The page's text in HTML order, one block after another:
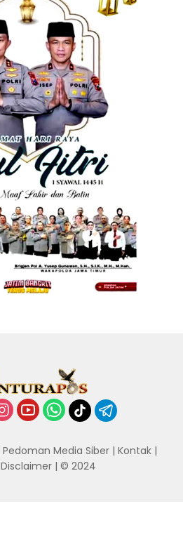
Pedoman Media Siber | Kontak |
Disclaimer | © 2024